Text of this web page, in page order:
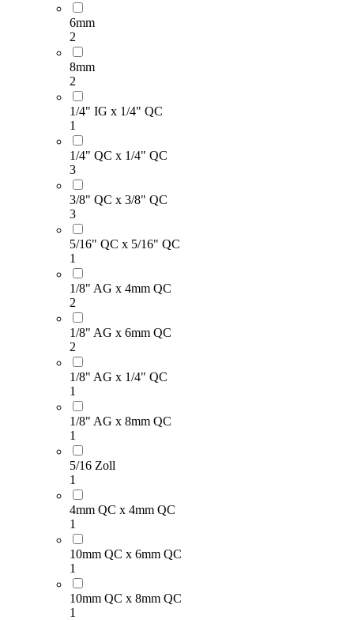
Tanks & Druckbehälter
Druckminderer &
Leckageschutz
Boiler & Heißwasser
Unterschränke &
Halterungen
Montagezubehör &
Werkzeug
6mm
2
8mm
2
1/4" IG x 1/4" QC
1
1/4" QC x 1/4" QC
3
3/8" QC x 3/8" QC
3
5/16" QC x 5/16" QC
1
1/8" AG x 4mm QC
2
1/8" AG x 6mm QC
2
1/8" AG x 1/4" QC
1
1/8" AG x 8mm QC
1
5/16 Zoll
1
4mm QC x 4mm QC
1
10mm QC x 6mm QC
1
10mm QC x 8mm QC
1